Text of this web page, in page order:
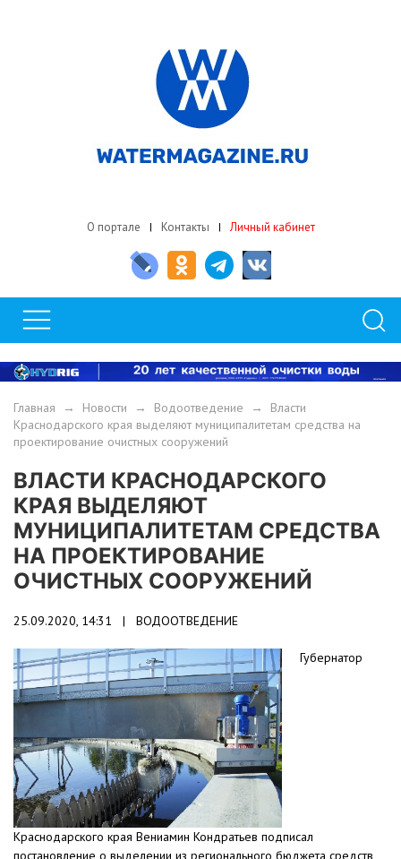
О портале Контакты Личный кабинет
Главная → Новости → Водоотведение → Власти
Краснодарского края выделяют муниципалитетам средства на
проектирование очистных сооружений
ВЛАСТИ КРАСНОДАРСКОГО
КРАЯ ВЫДЕЛЯЮТ
МУНИЦИПАЛИТЕТАМ СРЕДСТВА
НА ПРОЕКТИРОВАНИЕ
ОЧИСТНЫХ СООРУЖЕНИЙ
25.09.2020, 14:31 | ВОДООТВЕДЕНИЕ
Губернатор
Краснодарского края Вениамин Кондратьев подписал
постановление о выделении из регионального бюджета средств